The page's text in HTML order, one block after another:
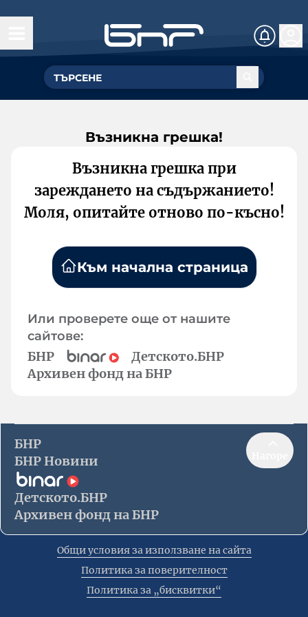
Възникна грешка!
Възникна грешка при
зареждането на съдържанието!
Моля, опитайте отново по-късно!
Към начална страница
Или проверете още от нашите
сайтове:
БНР
Детското.БНР
Архивен фонд на БНР
БНР
БНР Новини
Детското.БНР
Архивен фонд на БНР
Общи условия за използване на сайта
Политика за поверителност
Политика за „бисквитки“